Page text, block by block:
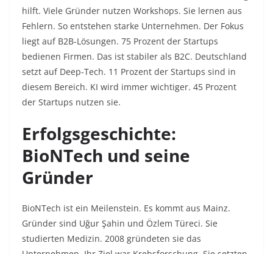
hilft. Viele Gründer nutzen Workshops. Sie lernen aus
Fehlern. So entstehen starke Unternehmen. Der Fokus
liegt auf B2B-Lösungen. 75 Prozent der Startups
bedienen Firmen. Das ist stabiler als B2C. Deutschland
setzt auf Deep-Tech. 11 Prozent der Startups sind in
diesem Bereich. KI wird immer wichtiger. 45 Prozent
der Startups nutzen sie.​
Erfolgsgeschichte:
BioNTech und seine
Gründer
BioNTech ist ein Meilenstein. Es kommt aus Mainz.
Gründer sind Uğur Şahin und Özlem Türeci. Sie
studierten Medizin. 2008 gründeten sie das